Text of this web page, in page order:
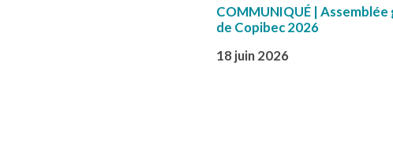
COMMUNIQUÉ | Assemblée
de Copibec 2026
18 juin 2026